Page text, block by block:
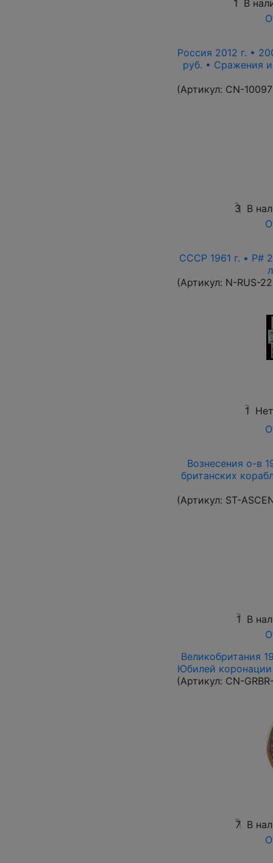
1
В
Россия 2012 г. •
руб. • Сражения
(Артикул: CN-10097
3 В
СССР 1961 г. • P#
(Артикул: N-RUS-
1
Вознесения о-в
британских
(Артикул: ST-
1 В
Великобритания
Юбилей коронации
(Артикул: CN-
7 В